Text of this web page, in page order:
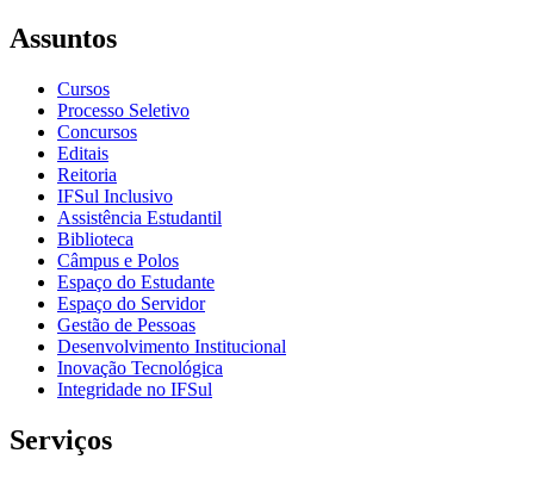
Assuntos
Cursos
Processo Seletivo
Concursos
Editais
Reitoria
IFSul Inclusivo
Assistência Estudantil
Biblioteca
Câmpus e Polos
Espaço do Estudante
Espaço do Servidor
Gestão de Pessoas
Desenvolvimento Institucional
Inovação Tecnológica
Integridade no IFSul
Serviços